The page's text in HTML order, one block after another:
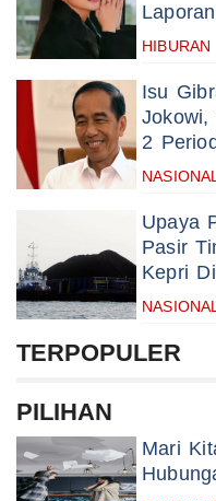
HIBURAN
Isu
Jokowi,
2
Upaya
Pasir
Kepri
TERPOPULER
PILIHAN
Mari